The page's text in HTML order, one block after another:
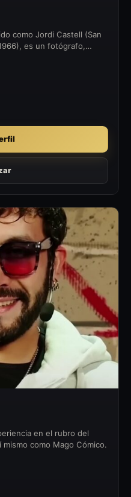
como Jordi Castell (San
es un fotógrafo,
en el rubro del
como Mago Cómico.